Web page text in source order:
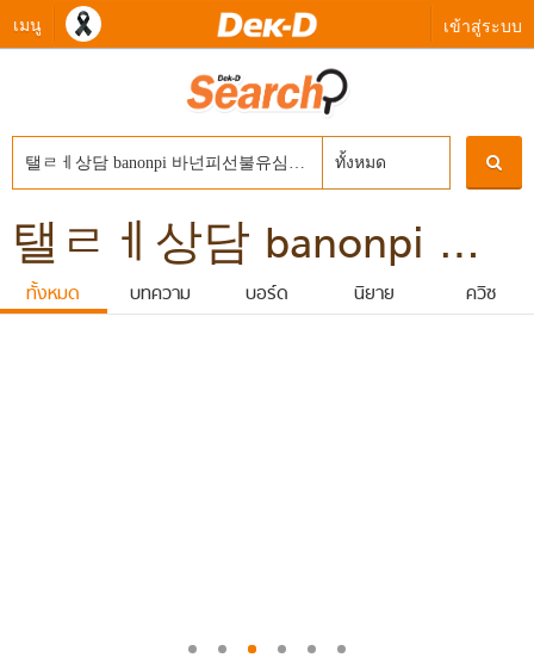
เมนู เข้าสู่ระบบ
ทั้งหมด
탤ㄹㅔ상담 banonpi 바넌피선불유심내구제 가전제품렌탈내구제 비대면초소액급전대출 경산시장기연체자비대면소액급전대출 휴대폰연체대납소액
ทั้งหมด บทความ บอร์ด นิยาย ควิซ